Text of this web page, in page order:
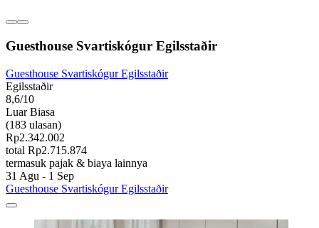
Guesthouse Svartiskógur Egilsstaðir
Guesthouse Svartiskógur Egilsstaðir
Egilsstaðir
8,6/10
Luar Biasa
(183 ulasan)
Rp2.342.002
total Rp2.715.874
termasuk pajak & biaya lainnya
31 Agu - 1 Sep
Guesthouse Svartiskógur Egilsstaðir